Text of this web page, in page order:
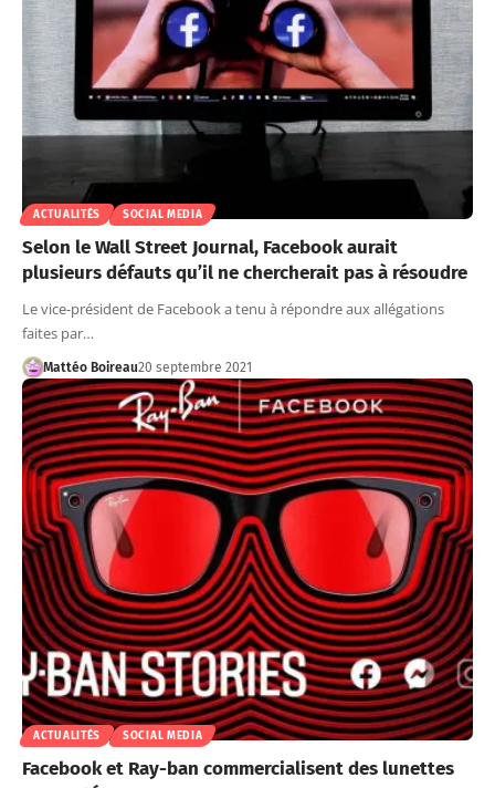
ACTUALITÉS SOCIAL MEDIA
Selon le Wall Street Journal, Facebook aurait
plusieurs défauts qu’il ne chercherait pas à résoudre
Le vice-président de Facebook a tenu à répondre aux allégations
faites par…
Mattéo Boireau20 septembre 2021
ACTUALITÉS SOCIAL MEDIA
Facebook et Ray-ban commercialisent des lunettes